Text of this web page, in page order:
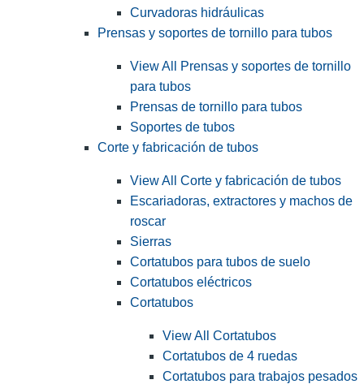
Curvadoras hidráulicas
Prensas y soportes de tornillo para tubos
View All Prensas y soportes de tornillo
para tubos
Prensas de tornillo para tubos
Soportes de tubos
Corte y fabricación de tubos
View All Corte y fabricación de tubos
Escariadoras, extractores y machos de
roscar
Sierras
Cortatubos para tubos de suelo
Cortatubos eléctricos
Cortatubos
View All Cortatubos
Cortatubos de 4 ruedas
Cortatubos para trabajos pesados